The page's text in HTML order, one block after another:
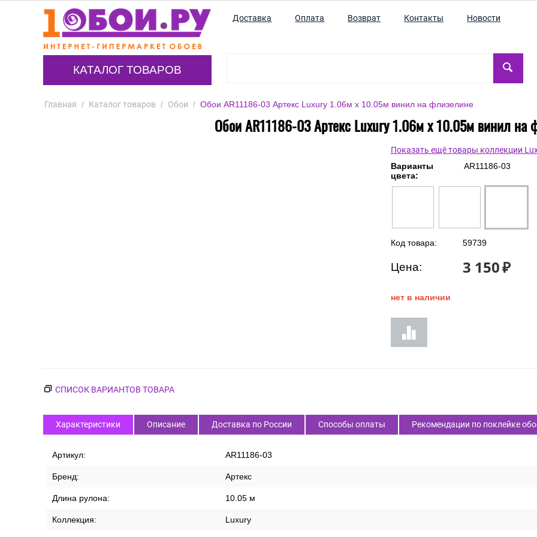
КАТАЛОГ ТОВАРОВ
Доставка Оплата Возврат Контакты Новости
Главная / Каталог товаров / Обои / Обои AR11186-03 Артекс Luxury 1.06м x 10.05м винил на флизелине
Обои AR11186-03 Артекс Luxury 1.06м x 10.05м винил на
Показать ещё товары коллекции
Варианты
цвета:
AR11186-03
Код товара: 59739
Цена: 3 150₽
нет в наличии
СПИСОК ВАРИАНТОВ ТОВАРА
Характеристики Описание Доставка по России Способы оплаты Рекомендации по поклейке
Артикул: AR11186-03
Бренд: Артекс
Длина рулона: 10.05 м
Коллекция: Luxury